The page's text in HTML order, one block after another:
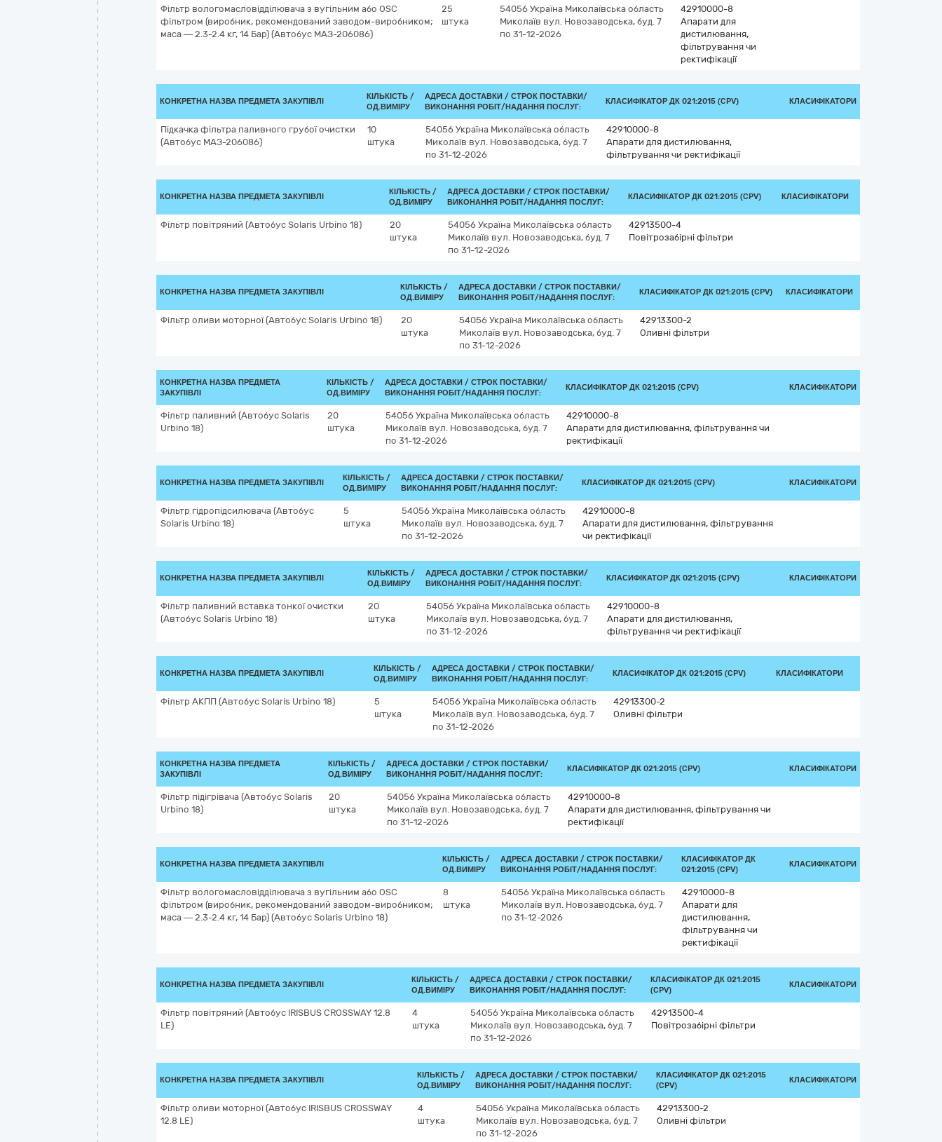
Фільтр вологомасловідділювача з вугільним або OSC
фільтром (виробник, рекомендований заводом-виробником;
маса — 2.3-2.4 кг, 14 Бар) (Автобус МАЗ-206086)
25
штука
54056 Україна Миколаївська область
Миколаїв вул. Новозаводська, буд. 7
по 31-12-2026
42910000-8
Апарати для
дистилювання,
фільтрування чи
ректифікації
КОНКРЕТНА НАЗВА ПРЕДМЕТА ЗАКУПІВЛІ
КІЛЬКІСТЬ /
ОД.ВИМІРУ
АДРЕСА ДОСТАВКИ / СТРОК ПОСТАВКИ/
ВИКОНАННЯ РОБІТ/НАДАННЯ ПОСЛУГ:
КЛАСИФІКАТОР ДК 021:2015 (CPV) КЛАСИФІКАТОРИ
Підкачка фільтра паливного грубої очистки
(Автобус МАЗ-206086)
10
штука
54056 Україна Миколаївська область
Миколаїв вул. Новозаводська, буд. 7
по 31-12-2026
42910000-8
Апарати для дистилювання,
фільтрування чи ректифікації
КОНКРЕТНА НАЗВА ПРЕДМЕТА ЗАКУПІВЛІ
КІЛЬКІСТЬ /
ОД.ВИМІРУ
АДРЕСА ДОСТАВКИ / СТРОК ПОСТАВКИ/
ВИКОНАННЯ РОБІТ/НАДАННЯ ПОСЛУГ:
КЛАСИФІКАТОР ДК 021:2015 (CPV) КЛАСИФІКАТОРИ
Фільтр повітряний (Автобус Solaris Urbino 18)
20
штука
54056 Україна Миколаївська область
Миколаїв вул. Новозаводська, буд. 7
по 31-12-2026
42913500-4
Повітрозабірні фільтри
КОНКРЕТНА НАЗВА ПРЕДМЕТА ЗАКУПІВЛІ
КІЛЬКІСТЬ /
ОД.ВИМІРУ
АДРЕСА ДОСТАВКИ / СТРОК ПОСТАВКИ/
ВИКОНАННЯ РОБІТ/НАДАННЯ ПОСЛУГ:
КЛАСИФІКАТОР ДК 021:2015 (CPV) КЛАСИФІКАТОРИ
Фільтр оливи моторної (Автобус Solaris Urbino 18)
20
штука
54056 Україна Миколаївська область
Миколаїв вул. Новозаводська, буд. 7
по 31-12-2026
42913300-2
Оливні фільтри
КОНКРЕТНА НАЗВА ПРЕДМЕТА
ЗАКУПІВЛІ
КІЛЬКІСТЬ /
ОД.ВИМІРУ
АДРЕСА ДОСТАВКИ / СТРОК ПОСТАВКИ/
ВИКОНАННЯ РОБІТ/НАДАННЯ ПОСЛУГ:
КЛАСИФІКАТОР ДК 021:2015 (CPV) КЛАСИФІКАТОРИ
Фільтр паливний (Автобус Solaris
Urbino 18)
20
штука
54056 Україна Миколаївська область
Миколаїв вул. Новозаводська, буд. 7
по 31-12-2026
42910000-8
Апарати для дистилювання, фільтрування чи
ректифікації
КОНКРЕТНА НАЗВА ПРЕДМЕТА ЗАКУПІВЛІ
КІЛЬКІСТЬ /
ОД.ВИМІРУ
АДРЕСА ДОСТАВКИ / СТРОК ПОСТАВКИ/
ВИКОНАННЯ РОБІТ/НАДАННЯ ПОСЛУГ:
КЛАСИФІКАТОР ДК 021:2015 (CPV) КЛАСИФІКАТОРИ
Фільтр гідропідсилювача (Автобус
Solaris Urbino 18)
5
штука
54056 Україна Миколаївська область
Миколаїв вул. Новозаводська, буд. 7
по 31-12-2026
42910000-8
Апарати для дистилювання, фільтрування
чи ректифікації
КОНКРЕТНА НАЗВА ПРЕДМЕТА ЗАКУПІВЛІ
КІЛЬКІСТЬ /
ОД.ВИМІРУ
АДРЕСА ДОСТАВКИ / СТРОК ПОСТАВКИ/
ВИКОНАННЯ РОБІТ/НАДАННЯ ПОСЛУГ:
КЛАСИФІКАТОР ДК 021:2015 (CPV) КЛАСИФІКАТОРИ
Фільтр паливний вставка тонкої очистки
(Автобус Solaris Urbino 18)
20
штука
54056 Україна Миколаївська область
Миколаїв вул. Новозаводська, буд. 7
по 31-12-2026
42910000-8
Апарати для дистилювання,
фільтрування чи ректифікації
КОНКРЕТНА НАЗВА ПРЕДМЕТА ЗАКУПІВЛІ
КІЛЬКІСТЬ /
ОД.ВИМІРУ
АДРЕСА ДОСТАВКИ / СТРОК ПОСТАВКИ/
ВИКОНАННЯ РОБІТ/НАДАННЯ ПОСЛУГ:
КЛАСИФІКАТОР ДК 021:2015 (CPV) КЛАСИФІКАТОРИ
Фільтр АКПП (Автобус Solaris Urbino 18)
5
штука
54056 Україна Миколаївська область
Миколаїв вул. Новозаводська, буд. 7
по 31-12-2026
42913300-2
Оливні фільтри
КОНКРЕТНА НАЗВА ПРЕДМЕТА
ЗАКУПІВЛІ
КІЛЬКІСТЬ /
ОД.ВИМІРУ
АДРЕСА ДОСТАВКИ / СТРОК ПОСТАВКИ/
ВИКОНАННЯ РОБІТ/НАДАННЯ ПОСЛУГ:
КЛАСИФІКАТОР ДК 021:2015 (CPV) КЛАСИФІКАТОРИ
Фільтр підігрівача (Автобус Solaris
Urbino 18)
20
штука
54056 Україна Миколаївська область
Миколаїв вул. Новозаводська, буд. 7
по 31-12-2026
42910000-8
Апарати для дистилювання, фільтрування чи
ректифікації
КОНКРЕТНА НАЗВА ПРЕДМЕТА ЗАКУПІВЛІ
КІЛЬКІСТЬ /
ОД.ВИМІРУ
АДРЕСА ДОСТАВКИ / СТРОК ПОСТАВКИ/
ВИКОНАННЯ РОБІТ/НАДАННЯ ПОСЛУГ:
КЛАСИФІКАТОР ДК
021:2015 (CPV)
КЛАСИФІКАТОРИ
Фільтр вологомасловідділювача з вугільним або OSC
фільтром (виробник, рекомендований заводом-виробником;
маса — 2.3-2.4 кг, 14 Бар) (Автобус Solaris Urbino 18)
8
штука
54056 Україна Миколаївська область
Миколаїв вул. Новозаводська, буд. 7
по 31-12-2026
42910000-8
Апарати для
дистилювання,
фільтрування чи
ректифікації
КОНКРЕТНА НАЗВА ПРЕДМЕТА ЗАКУПІВЛІ
КІЛЬКІСТЬ /
ОД.ВИМІРУ
АДРЕСА ДОСТАВКИ / СТРОК ПОСТАВКИ/
ВИКОНАННЯ РОБІТ/НАДАННЯ ПОСЛУГ:
КЛАСИФІКАТОР ДК 021:2015
(CPV)
КЛАСИФІКАТОРИ
Фільтр повітряний (Автобус IRISBUS CROSSWAY 12.8
LE)
4
штука
54056 Україна Миколаївська область
Миколаїв вул. Новозаводська, буд. 7
по 31-12-2026
42913500-4
Повітрозабірні фільтри
КОНКРЕТНА НАЗВА ПРЕДМЕТА ЗАКУПІВЛІ
КІЛЬКІСТЬ /
ОД.ВИМІРУ
АДРЕСА ДОСТАВКИ / СТРОК ПОСТАВКИ/
ВИКОНАННЯ РОБІТ/НАДАННЯ ПОСЛУГ:
КЛАСИФІКАТОР ДК 021:2015
(CPV)
КЛАСИФІКАТОРИ
Фільтр оливи моторної (Автобус IRISBUS CROSSWAY
12.8 LE)
4
штука
54056 Україна Миколаївська область
Миколаїв вул. Новозаводська, буд. 7
по 31-12-2026
42913300-2
Оливні фільтри